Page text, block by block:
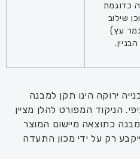
כדוגמת
שילוב
עץ)
ירוקה הינו תקן למבנה
הניקוד המפורט להלן מציין
כתוצאה מיישום המוצר
רק על ידי מכון התעדה